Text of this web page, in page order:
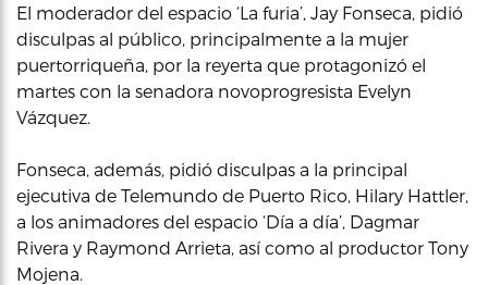
El moderador del espacio ‘La furia’, Jay Fonseca, pidió
disculpas al público, principalmente a la mujer
puertorriqueña, por la reyerta que protagonizó el
martes con la senadora novoprogresista Evelyn
Vázquez.
Fonseca, además, pidió disculpas a la principal
ejecutiva de Telemundo de Puerto Rico, Hilary Hattler,
a los animadores del espacio ‘Día a día’, Dagmar
Rivera y Raymond Arrieta, así como al productor Tony
Mojena.